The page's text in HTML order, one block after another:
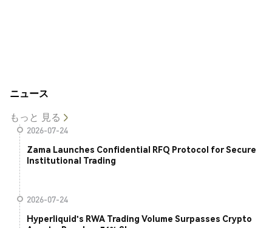
ニュース
もっと 見る
2026-07-24
Zama Launches Confidential RFQ Protocol for Secure
Institutional Trading
2026-07-24
Hyperliquid's RWA Trading Volume Surpasses Crypto